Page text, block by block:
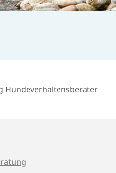
Hunde­ver­haltens­berater